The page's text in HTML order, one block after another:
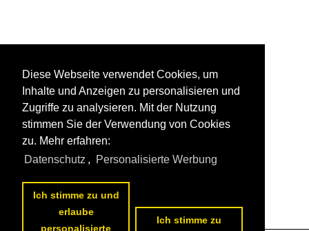
Diese Webseite verwendet Cookies, um
Inhalte und Anzeigen zu personalisieren und
Zugriffe zu analysieren. Mit der Nutzung
stimmen Sie der Verwendung von Cookies
zu. Mehr erfahren:
Datenschutz , Personalisierte Werbung
Ich stimme zu und
erlaube
personalisierte
Ich stimme zu